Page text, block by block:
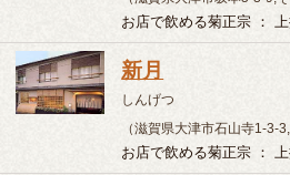
こんぜの里「森遊館」
（滋賀県栗東市観音寺537-1,その他）
お店で飲める菊正宗 ： 上撰・生貯蔵酒
鮨割烹 銀水
すしかっぽう ぎんすい
（滋賀県彦根市旭町9番5号,割烹）